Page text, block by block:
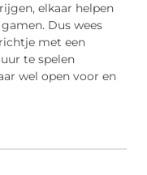
elkaar helpen
Dus wees
met een
te spelen
wel open voor en